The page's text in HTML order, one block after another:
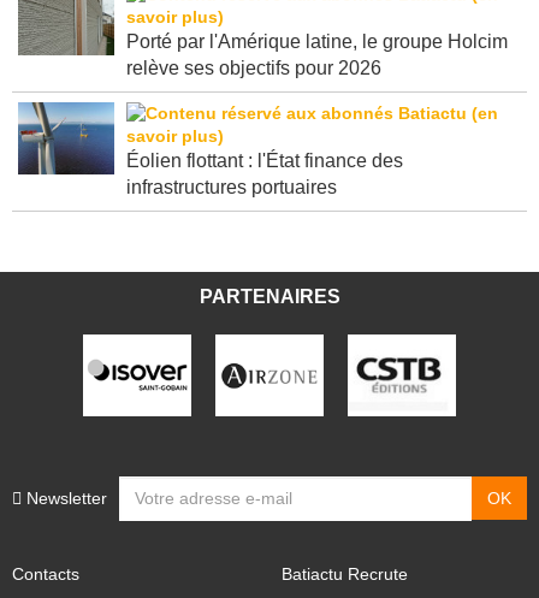
Porté par l'Amérique latine, le groupe Holcim
relève ses objectifs pour 2026
Éolien flottant : l'État finance des
infrastructures portuaires
PARTENAIRES
Newsletter
Contacts Batiactu Recrute